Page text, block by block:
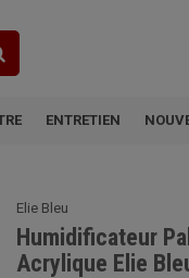
ENTRETIEN
Elie Bleu
Humidificateur
Acrylique Elie